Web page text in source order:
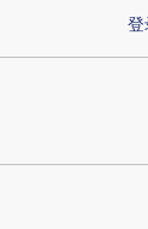
总结而成，可能
登